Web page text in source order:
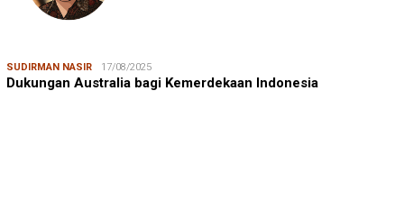
SUDIRMAN NASIR 17/08/2025
Dukungan Australia bagi Kemerdekaan Indonesia